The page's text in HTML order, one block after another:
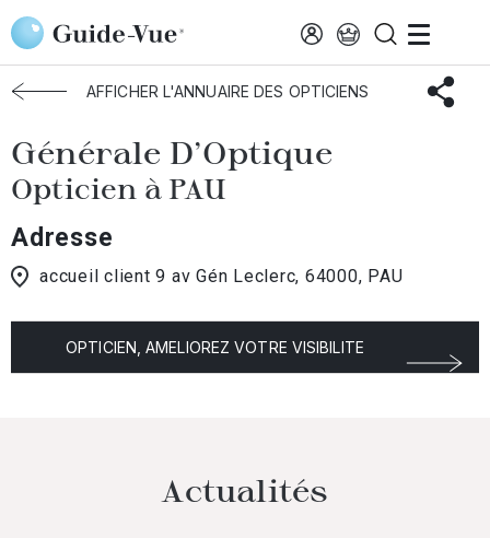
Aller au contenu principal
Accueil Choisir mon opticien Générale D'Optique
AFFICHER L'ANNUAIRE DES OPTICIENS
Générale D'Optique
Opticien à PAU
Adresse
accueil client 9 av Gén Leclerc, 64000, PAU
OPTICIEN, AMELIOREZ VOTRE VISIBILITE
Actualités